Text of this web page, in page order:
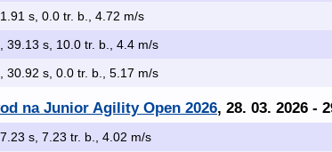
s, 0.0 tr. b., 4.72 m/s
39.13 s, 10.0 tr. b., 4.4 m/s
30.92 s, 0.0 tr. b., 5.17 m/s
na Junior Agility Open 2026, 28. 03. 2026 -
s, 7.23 tr. b., 4.02 m/s